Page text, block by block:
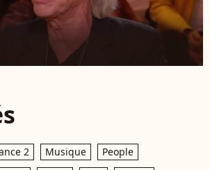
2 Musique
People